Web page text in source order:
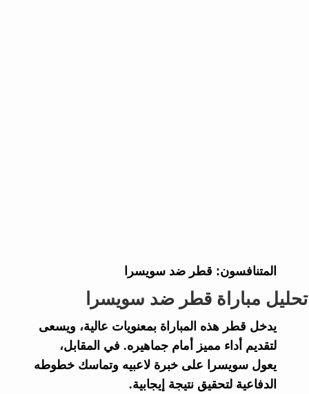
المتنافسون: قطر ضد سويسرا
تحليل مباراة قطر ضد سويسرا
يدخل قطر هذه المباراة بمعنويات عالية، ويسعى
لتقديم أداء مميز أمام جماهيره. في المقابل،
يعول سويسرا على خبرة لاعبيه وتماسك خطوطه
الدفاعية لتحقيق نتيجة إيجابية.